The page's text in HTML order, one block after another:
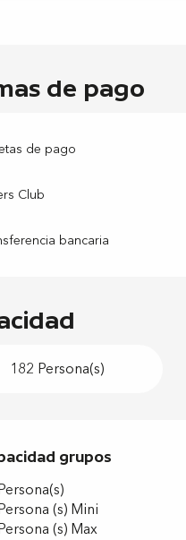
de pago
de pago
Club
bancaria
182 Persona(s)
grupos
grupos
(s) Mini
(s) Max